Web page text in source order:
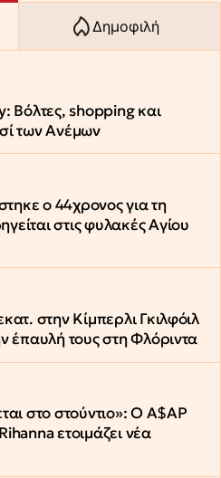
Δημοφιλή
Βόλτες, shopping και
των Ανέμων
ο 44χρονος για τη
στις φυλακές Αγίου
στην Κίμπερλι Γκιλφόιλ
έπαυλή τους στη Φλόριντα
στο στούντιο»: O A$AP
ετοιμάζει νέα